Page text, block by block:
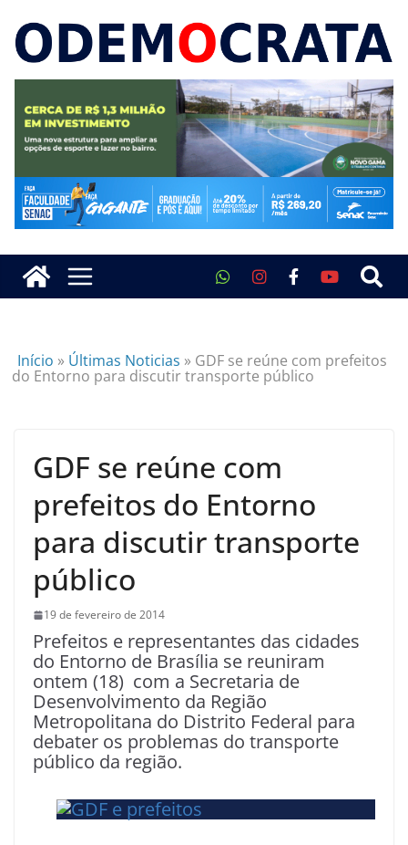
Início » Últimas Noticias » GDF se reúne com prefeitos
do Entorno para discutir transporte público
GDF se reúne com
prefeitos do Entorno
para discutir transporte
público
19 de fevereiro de 2014
Prefeitos e representantes das cidades
do Entorno de Brasília se reuniram
ontem (18) com a Secretaria de
Desenvolvimento da Região
Metropolitana do Distrito Federal para
debater os problemas do transporte
público da região.